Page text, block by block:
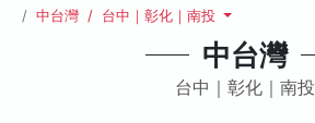
中台灣 / 台中｜彰化｜南投
中台灣
台中｜彰化｜南投